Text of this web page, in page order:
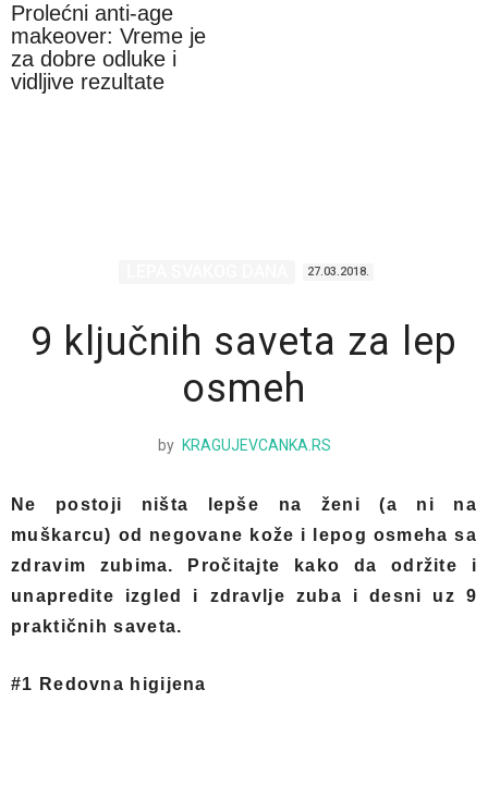
Prolećni anti-age
makeover: Vreme je
za dobre odluke i
vidljive rezultate
27.03.2018.
9 ključnih saveta za lep
osmeh
by KRAGUJEVCANKA.RS
Ne postoji ništa lepše na ženi (a ni na
muškarcu) od negovane kože i lepog osmeha sa
zdravim zubima. Pročitajte kako da održite i
unapredite izgled i zdravlje zuba i desni uz 9
praktičnih saveta.
#1 Redovna higijena